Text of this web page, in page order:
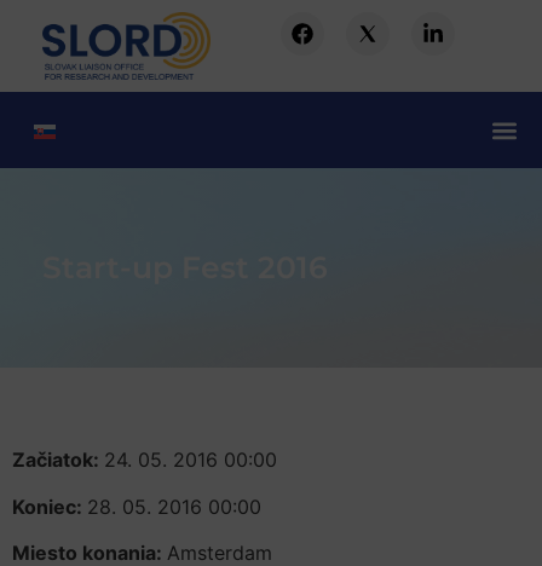
Začiatok: 24. 05. 2016 00:00
Koniec: 28. 05. 2016 00:00
Miesto konania: Amsterdam